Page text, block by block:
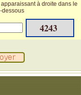
à droite dans le
dessous
4243